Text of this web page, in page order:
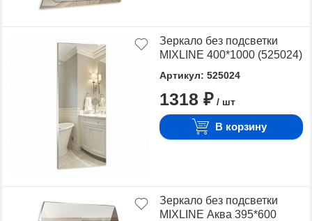
Зеркало без подсветки
MIXLINE 400*1000 (525024)
Артикул: 525024
1318 ₽ / шт
В корзину
Зеркало без подсветки
MIXLINE Аква 395*600